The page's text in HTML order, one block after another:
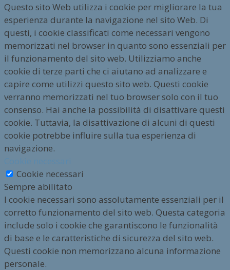
Questo sito Web utilizza i cookie per migliorare la tua
esperienza durante la navigazione nel sito Web. Di
questi, i cookie classificati come necessari vengono
memorizzati nel browser in quanto sono essenziali per
il funzionamento del sito web. Utilizziamo anche
cookie di terze parti che ci aiutano ad analizzare e
capire come utilizzi questo sito web. Questi cookie
verranno memorizzati nel tuo browser solo con il tuo
consenso. Hai anche la possibilità di disattivare questi
cookie. Tuttavia, la disattivazione di alcuni di questi
cookie potrebbe influire sulla tua esperienza di
navigazione.
Cookie necessari
Sempre abilitato
I cookie necessari sono assolutamente essenziali per il
corretto funzionamento del sito web. Questa categoria
include solo i cookie che garantiscono le funzionalità
di base e le caratteristiche di sicurezza del sito web.
Questi cookie non memorizzano alcuna informazione
personale.